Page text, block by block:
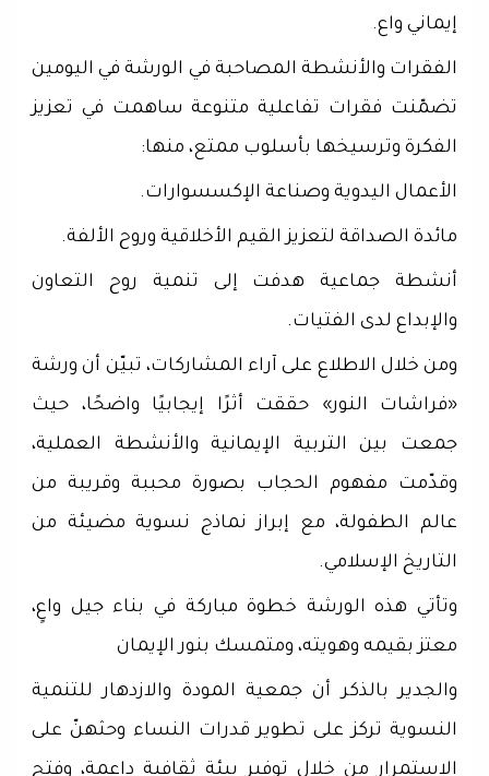
إيماني واع.
الفقرات والأنشطة المصاحبة في الورشة في اليومين
تضمّنت فقرات تفاعلية متنوعة ساهمت في تعزيز
الفكرة وترسيخها بأسلوب ممتع، منها:
الأعمال اليدوية وصناعة الإكسسوارات.
مائدة الصداقة لتعزيز القيم الأخلاقية وروح الألفة.
أنشطة جماعية هدفت إلى تنمية روح التعاون
والإبداع لدى الفتيات.
ومن خلال الاطلاع على آراء المشاركات، تبيّن أن ورشة
«فراشات النور» حققت أثرًا إيجابيًا واضحًا، حيث
جمعت بين التربية الإيمانية والأنشطة العملية،
وقدّمت مفهوم الحجاب بصورة محببة وقريبة من
عالم الطفولة، مع إبراز نماذج نسوية مضيئة من
التاريخ الإسلامي.
وتأتي هذه الورشة خطوة مباركة في بناء جيل واعٍ،
معتز بقيمه وهويته، ومتمسك بنور الإيمان
والجدير بالذكر أن جمعية المودة والازدهار للتنمية
النسوية تركز على تطوير قدرات النساء وحثهنّ على
الاستمرار من خلال توفير بيئة ثقافية داعمة، وفتح